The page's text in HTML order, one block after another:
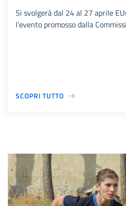
Si svolgerà dal 24 al 27 aprile
l’evento promosso dalla
SCOPRI TUTTO